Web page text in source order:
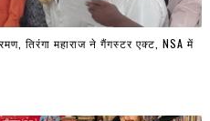
तिरंगा महाराज ने गैंगस्टर एक्ट, NSA में